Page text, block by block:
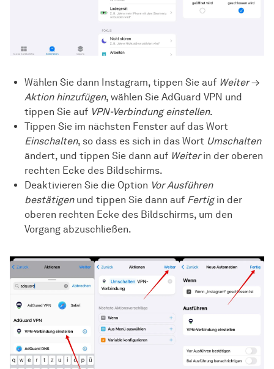
Wählen Sie dann Instagram, tippen Sie auf Weiter→
Aktion hinzufügen, wählen Sie AdGuard VPN und
tippen Sie auf VPN-Verbindung einstellen.
Tippen Sie im nächsten Fenster auf das Wort
Einschalten, so dass es sich in das Wort Umschalten
ändert, und tippen Sie dann auf Weiterin der oberen
rechten Ecke des Bildschirms.
Deaktivieren Sie die Option Vor Ausführen
bestätigenund tippen Sie dann auf Fertigin der
oberen rechten Ecke des Bildschirms, um den
Vorgang abzuschließen.